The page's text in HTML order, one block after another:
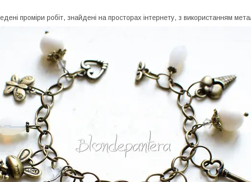
проміри робіт, знайдені на просторах інтернету, з використанням